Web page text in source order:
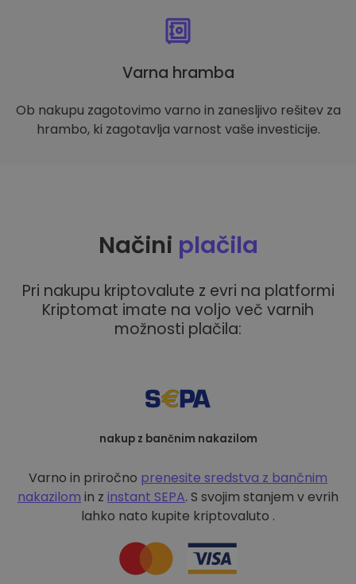
Varna hramba
Ob nakupu zagotovimo varno in zanesljivo rešitev za
hrambo, ki zagotavlja varnost vaše investicije.
Načini plačila
Pri nakupu kriptovalute z evri na platformi
Kriptomat imate na voljo več varnih
možnosti plačila:
nakup z bančnim nakazilom
Varno in priročno prenesite sredstva z bančnim
nakazilom in z instant SEPA. S svojim stanjem v evrih
lahko nato kupite kriptovaluto .